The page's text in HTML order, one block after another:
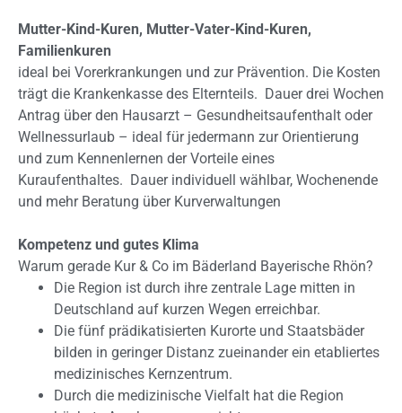
Mutter-Kind-Kuren, Mutter-Vater-Kind-Kuren,
Familienkuren
ideal bei Vorerkrankungen und zur Prävention. Die Kosten
trägt die Krankenkasse des Elternteils. Dauer drei Wochen
Antrag über den Hausarzt – Gesundheitsaufenthalt oder
Wellnessurlaub – ideal für jedermann zur Orientierung
und zum Kennenlernen der Vorteile eines
Kuraufenthaltes. Dauer individuell wählbar, Wochenende
und mehr Beratung über Kurverwaltungen
Kompetenz und gutes Klima
Warum gerade Kur & Co im Bäderland Bayerische Rhön?
Die Region ist durch ihre zentrale Lage mitten in
Deutschland auf kurzen Wegen erreichbar.
Die fünf prädikatisierten Kurorte und Staatsbäder
bilden in geringer Distanz zueinander ein etabliertes
medizinisches Kernzentrum.
Durch die medizinische Vielfalt hat die Region